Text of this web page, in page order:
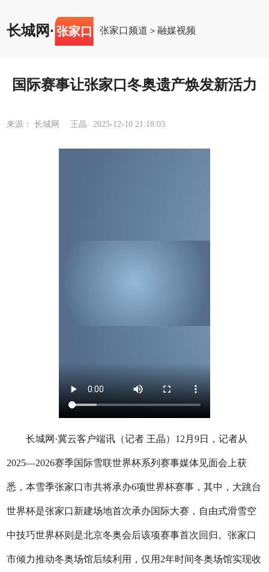
长城网· 张家口 张家口频道 >融媒视频
国际赛事让张家口冬奥遗产焕发新活力
来源： 长城网 王晶 2025-12-10 21:18:03
长城网·冀云客户端讯（记者 王晶）12月9日，记者从
2025—2026赛季国际雪联世界杯系列赛事媒体见面会上获
悉，本雪季张家口市共将承办6项世界杯赛事，其中，大跳台
世界杯是张家口新建场地首次承办国际大赛，自由式滑雪空
中技巧世界杯则是北京冬奥会后该项赛事首次回归。张家口
市倾力推动冬奥场馆后续利用，仅用2年时间冬奥场馆实现收